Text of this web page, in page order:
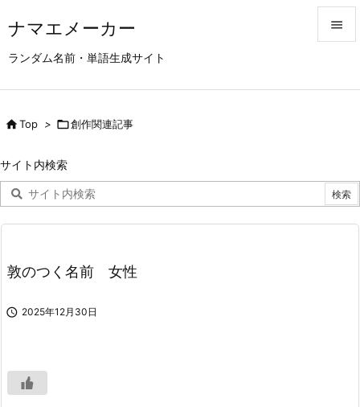
ナマエメーカー
ランダム名前・単語生成サイト


次へ

Top > 創作関連記事
サイト内検索
敦のつく名前 女性
 2025年12月30日